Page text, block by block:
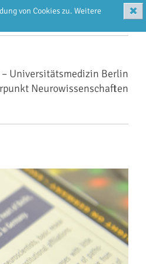
von Cookies zu. Weitere ✖
Universitätsmedizin Berlin
Neurowissenschaften